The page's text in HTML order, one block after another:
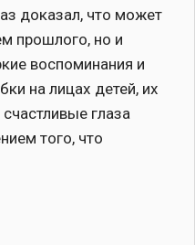
доказал, что может
прошлого, но и
воспоминания и
на лицах детей, их
глаза
того, что